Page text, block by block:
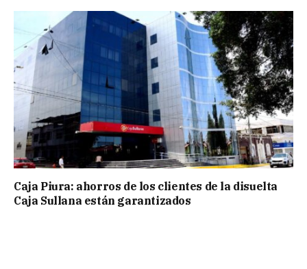
Caja Piura: ahorros de los clientes de la disuelta
Caja Sullana están garantizados